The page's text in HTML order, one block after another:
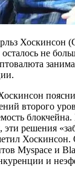
Хоскинсон
не
второго
эти решения
Myspace и
и